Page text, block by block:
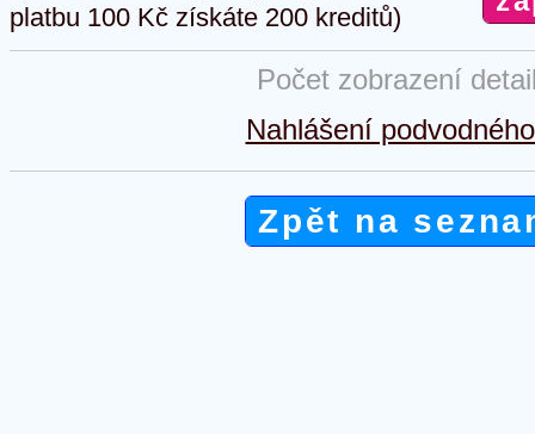
platbu 100 Kč získáte 200 kreditů)
Počet zobrazení
Nahlášení
Zpět na